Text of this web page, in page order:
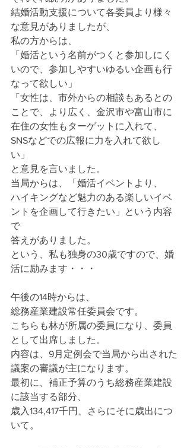
結婚活動支援について各委員より様々
な意見がありましたが、
私の方からは、
「婚活という名前がつくと参加しにく
いので、参加しやすいゆるい企画も行
なって欲しい」
「女性は、市外からの相談もあるとの
ことで、より広く、金沢市や富山市に
在住の女性もターゲットに入れて、
SNSなどでの広報に力を入れて欲し
い」
と意見を言いました。
当局からは、「婚活イベントより、
ハイキングなど魅力のある楽しいイベ
ントを企画して行きたい」という内容
で
答えがありました。
という、私も独身の30歳ですので、婚
活に励みます・・・
午後の14時からは、
総務産業建設常任委員会です。
こちらも林が所属の委員になり、委員
として出席しました。
内容は、9月定例会で当局から出された
議案の審議が主になります。
最初に、補正予算のうち総務産業建設
に該当する部分、
歳入134,417千円、さらにそに歳出につ
いて。